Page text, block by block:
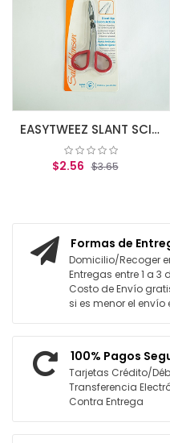
EASYTWEEZ SLANT SCIS TYPE
$2.56 $3.65
Formas de
Domicilio/Recoger
Entregas entre 1 a 3
Costo de Envío
si es menor el envío
100% Pagos
Tarjetas Crédito/
Transferencia
Contra Entrega